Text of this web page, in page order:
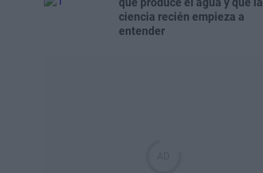
ciencia recién empieza a
entender